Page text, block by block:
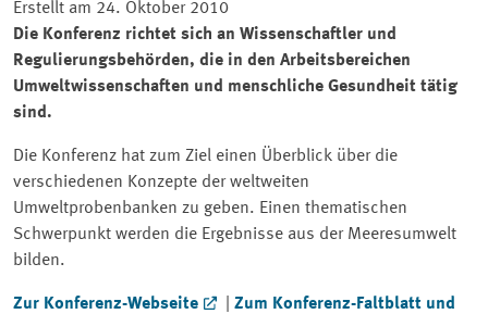
Erstellt am 24. Oktober 2010
Die Konferenz richtet sich an Wissenschaftler und
Regulierungsbehörden, die in den Arbeitsbereichen
Umweltwissenschaften und menschliche Gesundheit tätig
sind.
Die Konferenz hat zum Ziel einen Überblick über die
verschiedenen Konzepte der weltweiten
Umweltprobenbanken zu geben. Einen thematischen
Schwerpunkt werden die Ergebnisse aus der Meeresumwelt
bilden.
Zur Konferenz-Webseite
Zum Konferenz-Faltblatt und